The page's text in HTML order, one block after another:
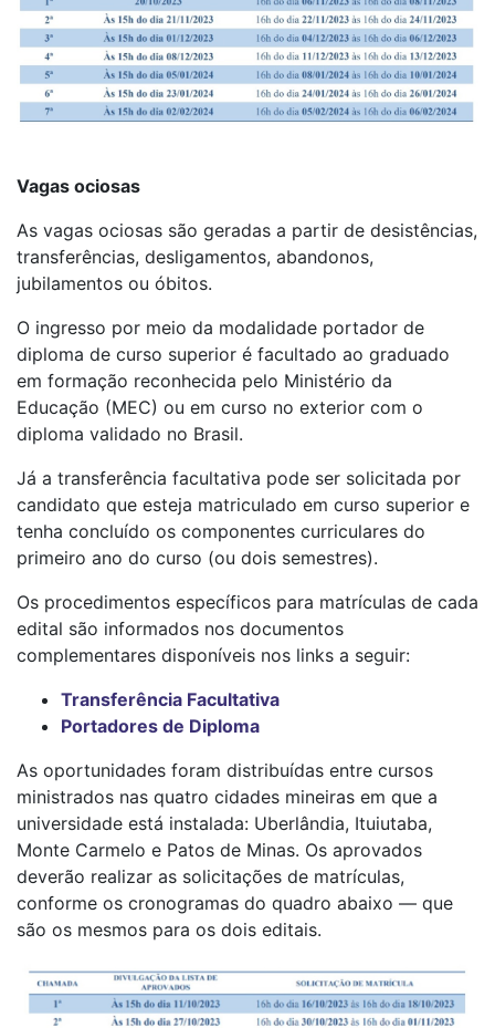
Vagas ociosas
As vagas ociosas são geradas a partir de desistências,
transferências, desligamentos, abandonos,
jubilamentos ou óbitos.
O ingresso por meio da modalidade portador de
diploma de curso superior é facultado ao graduado
em formação reconhecida pelo Ministério da
Educação (MEC) ou em curso no exterior com o
diploma validado no Brasil.
Já a transferência facultativa pode ser solicitada por
candidato que esteja matriculado em curso superior e
tenha concluído os componentes curriculares do
primeiro ano do curso (ou dois semestres).
Os procedimentos específicos para matrículas de cada
edital são informados nos documentos
complementares disponíveis nos links a seguir:
Transferência Facultativa
Portadores de Diploma
As oportunidades foram distribuídas entre cursos
ministrados nas quatro cidades mineiras em que a
universidade está instalada: Uberlândia, Ituiutaba,
Monte Carmelo e Patos de Minas. Os aprovados
deverão realizar as solicitações de matrículas,
conforme os cronogramas do quadro abaixo — que
são os mesmos para os dois editais.